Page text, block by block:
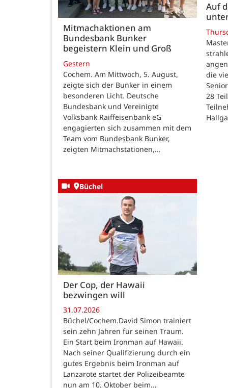
Mitmachaktionen am
Bundesbank Bunker
begeistern Klein und Groß
Gestern
Cochem. Am Mittwoch, 5. August,
zeigte sich der Bunker in einem
besonderen Licht. Deutsche
Bundesbank und Vereinigte
Volksbank Raiffeisenbank eG
engagierten sich zusammen mit dem
Team vom Bundesbank Bunker,
zeigten Mitmachstationen,…
Auf
die
28
Büchel
Der Cop, der Hawaii
bezwingen will
31.07.2026
Büchel/Cochem.David Simon trainiert
sein zehn Jahren für seinen Traum.
Ein Start beim Ironman auf Hawaii.
Nach seiner Qualifizierung durch ein
gutes Ergebnis beim Ironman auf
Lanzarote startet der Polizeibeamte
nun am 10. Oktober beim…